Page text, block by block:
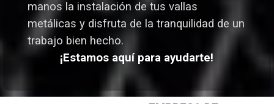
manos la instalación de tus vallas
metálicas y disfruta de la tranquilidad de un
trabajo bien hecho.
¡Estamos aquí para ayudarte!